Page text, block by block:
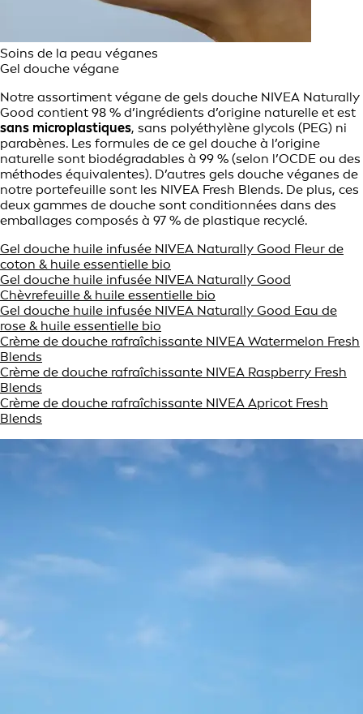
Soins de la peau véganes
Gel douche végane
Notre assortiment végane de gels douche NIVEA Naturally
Good contient 98 % d’ingrédients d’origine naturelle et est
sans microplastiques, sans polyéthylène glycols (PEG) ni
parabènes. Les formules de ce gel douche à l’origine
naturelle sont biodégradables à 99 % (selon l’OCDE ou des
méthodes équivalentes). D’autres gels douche véganes de
notre portefeuille sont les NIVEA Fresh Blends. De plus, ces
deux gammes de douche sont conditionnées dans des
emballages composés à 97 % de plastique recyclé.
Gel douche huile infusée NIVEA Naturally Good Fleur de
coton & huile essentielle bio
Gel douche huile infusée NIVEA Naturally Good
Chèvrefeuille & huile essentielle bio
Gel douche huile infusée NIVEA Naturally Good Eau de
rose & huile essentielle bio
Crème de douche rafraîchissante NIVEA Watermelon Fresh
Blends
Crème de douche rafraîchissante NIVEA Raspberry Fresh
Blends
Crème de douche rafraîchissante NIVEA Apricot Fresh
Blends